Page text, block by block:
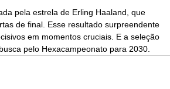
pela estrela de Erling Haaland, que
de final. Esse resultado surpreendente
em momentos cruciais. E a seleção
pelo Hexacampeonato para 2030.